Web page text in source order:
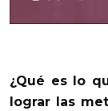
¿Qué es lo
lograr las